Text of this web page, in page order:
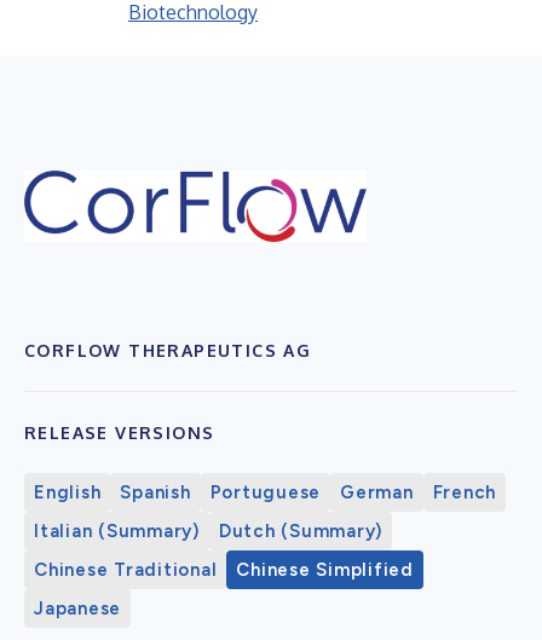
Biotechnology
CORFLOW THERAPEUTICS AG
RELEASE VERSIONS
English Spanish Portuguese German
French
Italian (Summary)
Dutch (Summary)
Chinese Traditional
Chinese Simplified
Japanese